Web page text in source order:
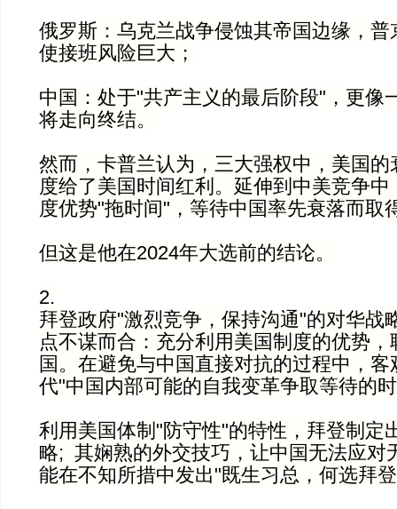
俄罗斯：乌克兰战争侵蚀其帝国边缘，
使接班风险巨大；
中国：处于"共产主义的最后阶段"，更像
将走向终结。
然而，卡普兰认为，三大强权中，美国
度给了美国时间红利。延伸到中美竞争
度优势"拖时间"，等待中国率先衰落而取
但这是他在2024年大选前的结论。
2.
拜登政府"激烈竞争，保持沟通"的对华战
点不谋而合：充分利用美国制度的优势
国。在避免与中国直接对抗的过程中，
代"中国内部可能的自我变革争取等待的
利用美国体制"防守性"的特性，拜登制定
略; 其娴熟的外交技巧，让中国无法应对
能在不知所措中发出"既生习总，何选拜